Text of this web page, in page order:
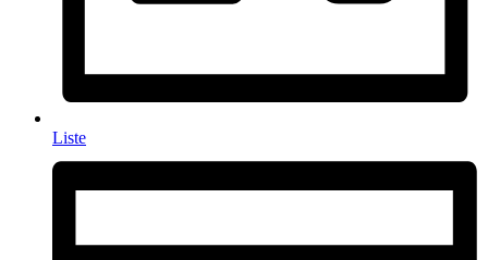
Liste